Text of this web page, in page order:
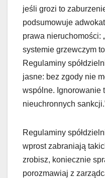
jeśli grozi to
podsumowuje
prawa nieruchomości:
systemie grzewczym
Regulaminy
jasne: bez zgody nie
wspólne. Ignorowanie
nieuchronnych
Regulaminy
wprost zabraniają
zrobisz, koniecznie
porozmawiaj z